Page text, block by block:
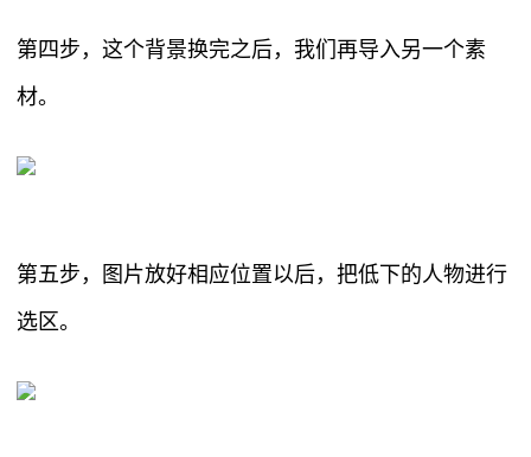
第四步，这个背景换完之后，我们再导入另一个素
材。
第五步，图片放好相应位置以后，把低下的人物进行
选区。